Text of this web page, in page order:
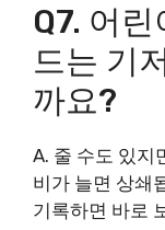
Q7. 어
드는 기
까요?
A. 줄 수도 있지
비가 늘면 상쇄
기록하면 바로